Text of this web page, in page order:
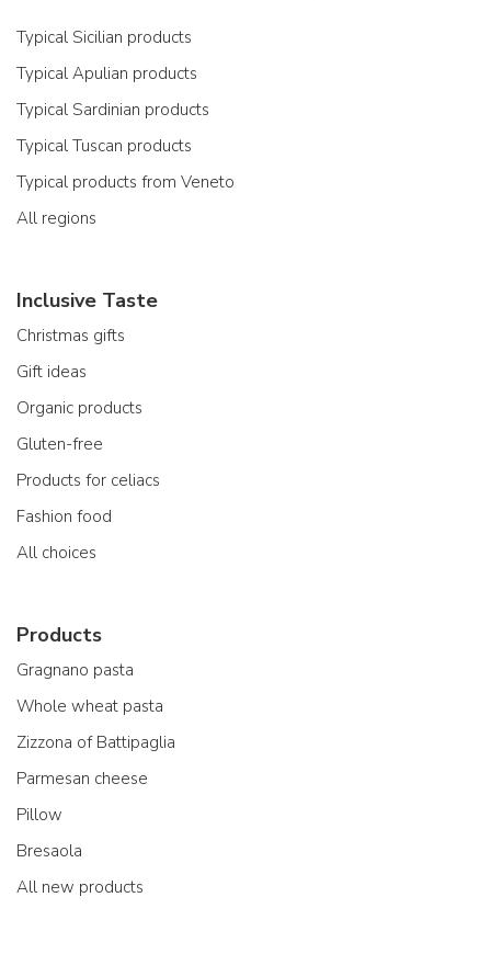
Typical Sicilian products
Typical Apulian products
Typical Sardinian products
Typical Tuscan products
Typical products from Veneto
All regions
Inclusive Taste
Christmas gifts
Gift ideas
Organic products
Gluten-free
Products for celiacs
Fashion food
All choices
Products
Gragnano pasta
Whole wheat pasta
Zizzona of Battipaglia
Parmesan cheese
Pillow
Bresaola
All new products